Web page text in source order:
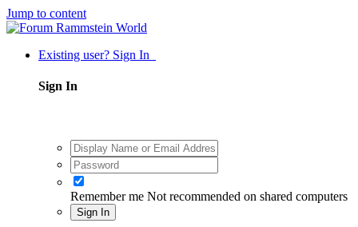
Jump to content
Existing user? Sign In
Sign In
Remember me Not recommended on shared computers
Sign In